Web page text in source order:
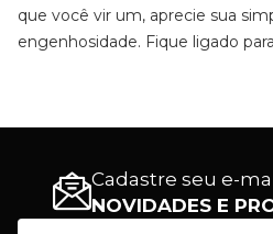
que você vir um, aprecie sua
engenhosidade. Fique ligado
Cadastre seu e-
NOVIDADES E